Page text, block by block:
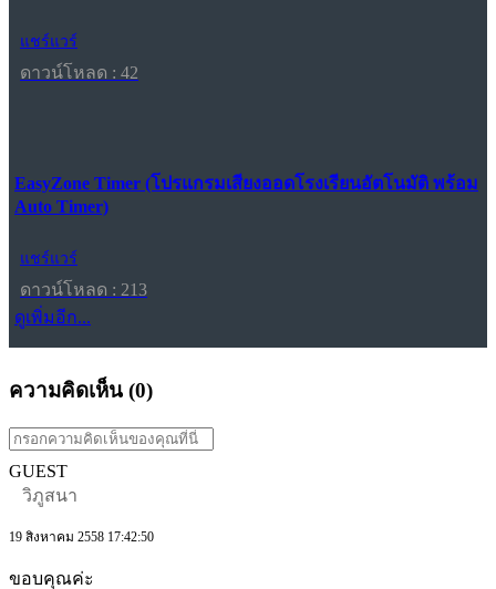
แชร์แวร์
ดาวน์โหลด : 42
EasyZone Timer (โปรแกรมเสียงออดโรงเรียนอัตโนมัติ พร้อม
Auto Timer)
แชร์แวร์
ดาวน์โหลด : 213
ดูเพิ่มอีก...
ความคิดเห็น (0)
GUEST
วิภูสนา
19 สิงหาคม 2558 17:42:50
ขอบคุณค่ะ